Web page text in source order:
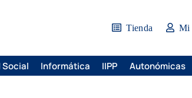
Tienda Mi
Social Informática IIPP Autonómicas